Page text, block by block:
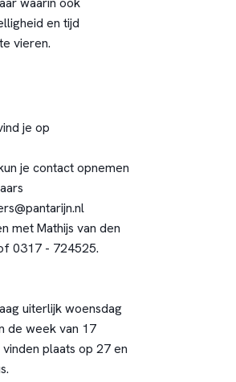
en tijd
vieren.
je op
je contact opnemen
met Mathijs van den
0317 - 724525.
uiterlijk woensdag
de week van 17
plaats op 27 en